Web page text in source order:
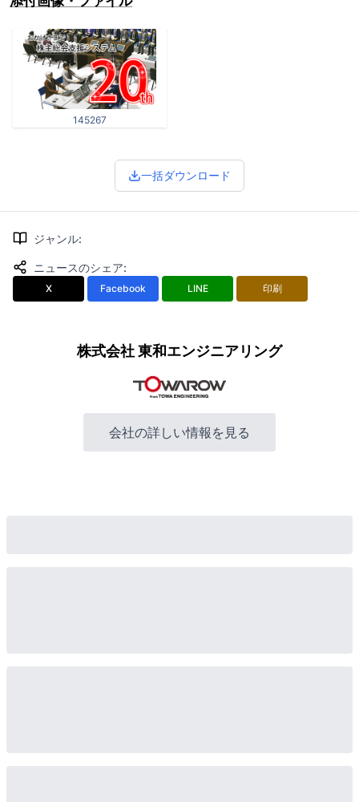
145267
一括ダウンロード
ジャンル:
ニュースのシェア:
X Facebook LINE 印刷
株式会社 東和エンジニアリング
会社の詳しい情報を見る